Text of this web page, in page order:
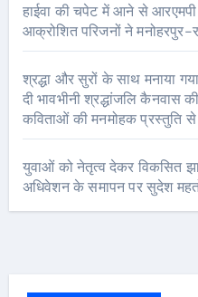
हाईवा की चपेट में आने से आरएमपी
आक्रोशित परिजनों ने मनोहरपुर-
श्रद्धा और सुरों के साथ मनाया
दी भावभीनी श्रद्धांजलि कैनवास
कविताओं की मनमोहक प्रस्तुति से
युवाओं को नेतृत्व देकर विकसित
अधिवेशन के समापन पर सुदेश